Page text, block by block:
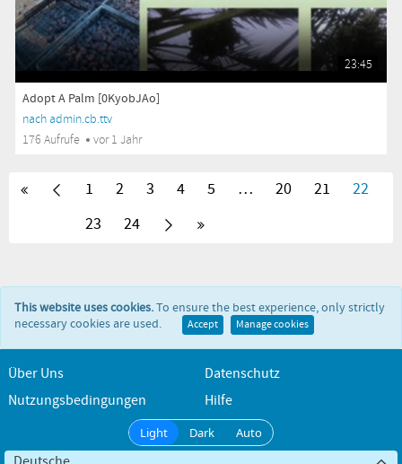
23:45
Adopt A Palm [0KyobJAo]
nach admin.cb.ttv
176 Aufrufe
vor 1 Jahr
1 2 3 4 5 … 20 21
22
23
24
This website uses cookies.To ensure the best experience, only strictly
necessary cookies are used.
Accept Manage cookies
Über Uns
Datenschutz
Nutzungsbedingungen
Hilfe
Light Dark Auto